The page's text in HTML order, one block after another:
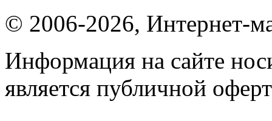
© 2006-2026, Интернет-
Информация на сайте
является публичной